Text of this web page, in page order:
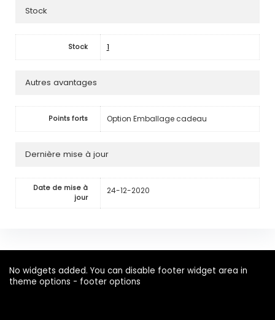
Stock
Stock 1
Autres avantages
Points forts Option Emballage cadeau
Dernière mise à jour
Date de mise à
jour
24-12-2020
No widgets added. You can disable footer widget area in
theme options - footer options